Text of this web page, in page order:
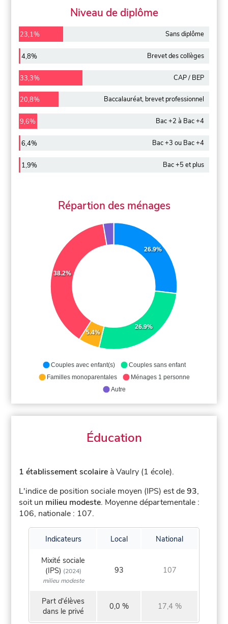
Niveau de diplôme
23,1% Sans diplôme
4,8% Brevet des collèges
33,3% CAP / BEP
20,8% Baccalauréat, brevet professionnel
9,6% Bac +2 à Bac +4
6,4% Bac +3 ou Bac +4
1,9% Bac +5 et plus
Répartion des ménages
26.9%
26.9%
5.4%
38.2%
Couples avec enfant(s)
Couples sans enfant
Familles monoparentales
Ménages 1 personne
Autre
Éducation
1 établissement scolaire à Vaulry (1 école).
L'indice de position sociale moyen (IPS) est de93,
soit un milieu modeste. Moyenne départementale :
106, nationale : 107.
Indicateurs Local National
Mixité sociale
(IPS) (2024)
milieu modeste
93 107
Part d'élèves
dans le privé
0,0 % 17,4 %